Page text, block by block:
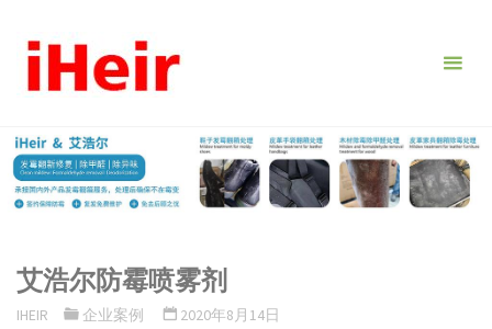
容。
艾浩尔防霉喷雾剂
IHEIR 企业案例 2020年8月14日